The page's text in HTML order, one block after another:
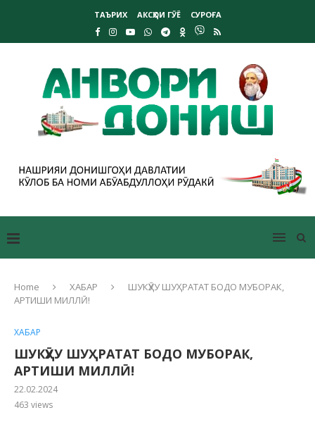
ТАЪРИХ АКСҲОИ ГӮЁ СУРОҒА
Home ХАБАР
ШУКӮҲУ ШУҲРАТАТ БОДО МУБОРАК,
АРТИШИ МИЛЛӢ!
ХАБАР
ШУКӮҲУ ШУҲРАТАТ БОДО МУБОРАК,
АРТИШИ МИЛЛӢ!
22.02.2024
463 views